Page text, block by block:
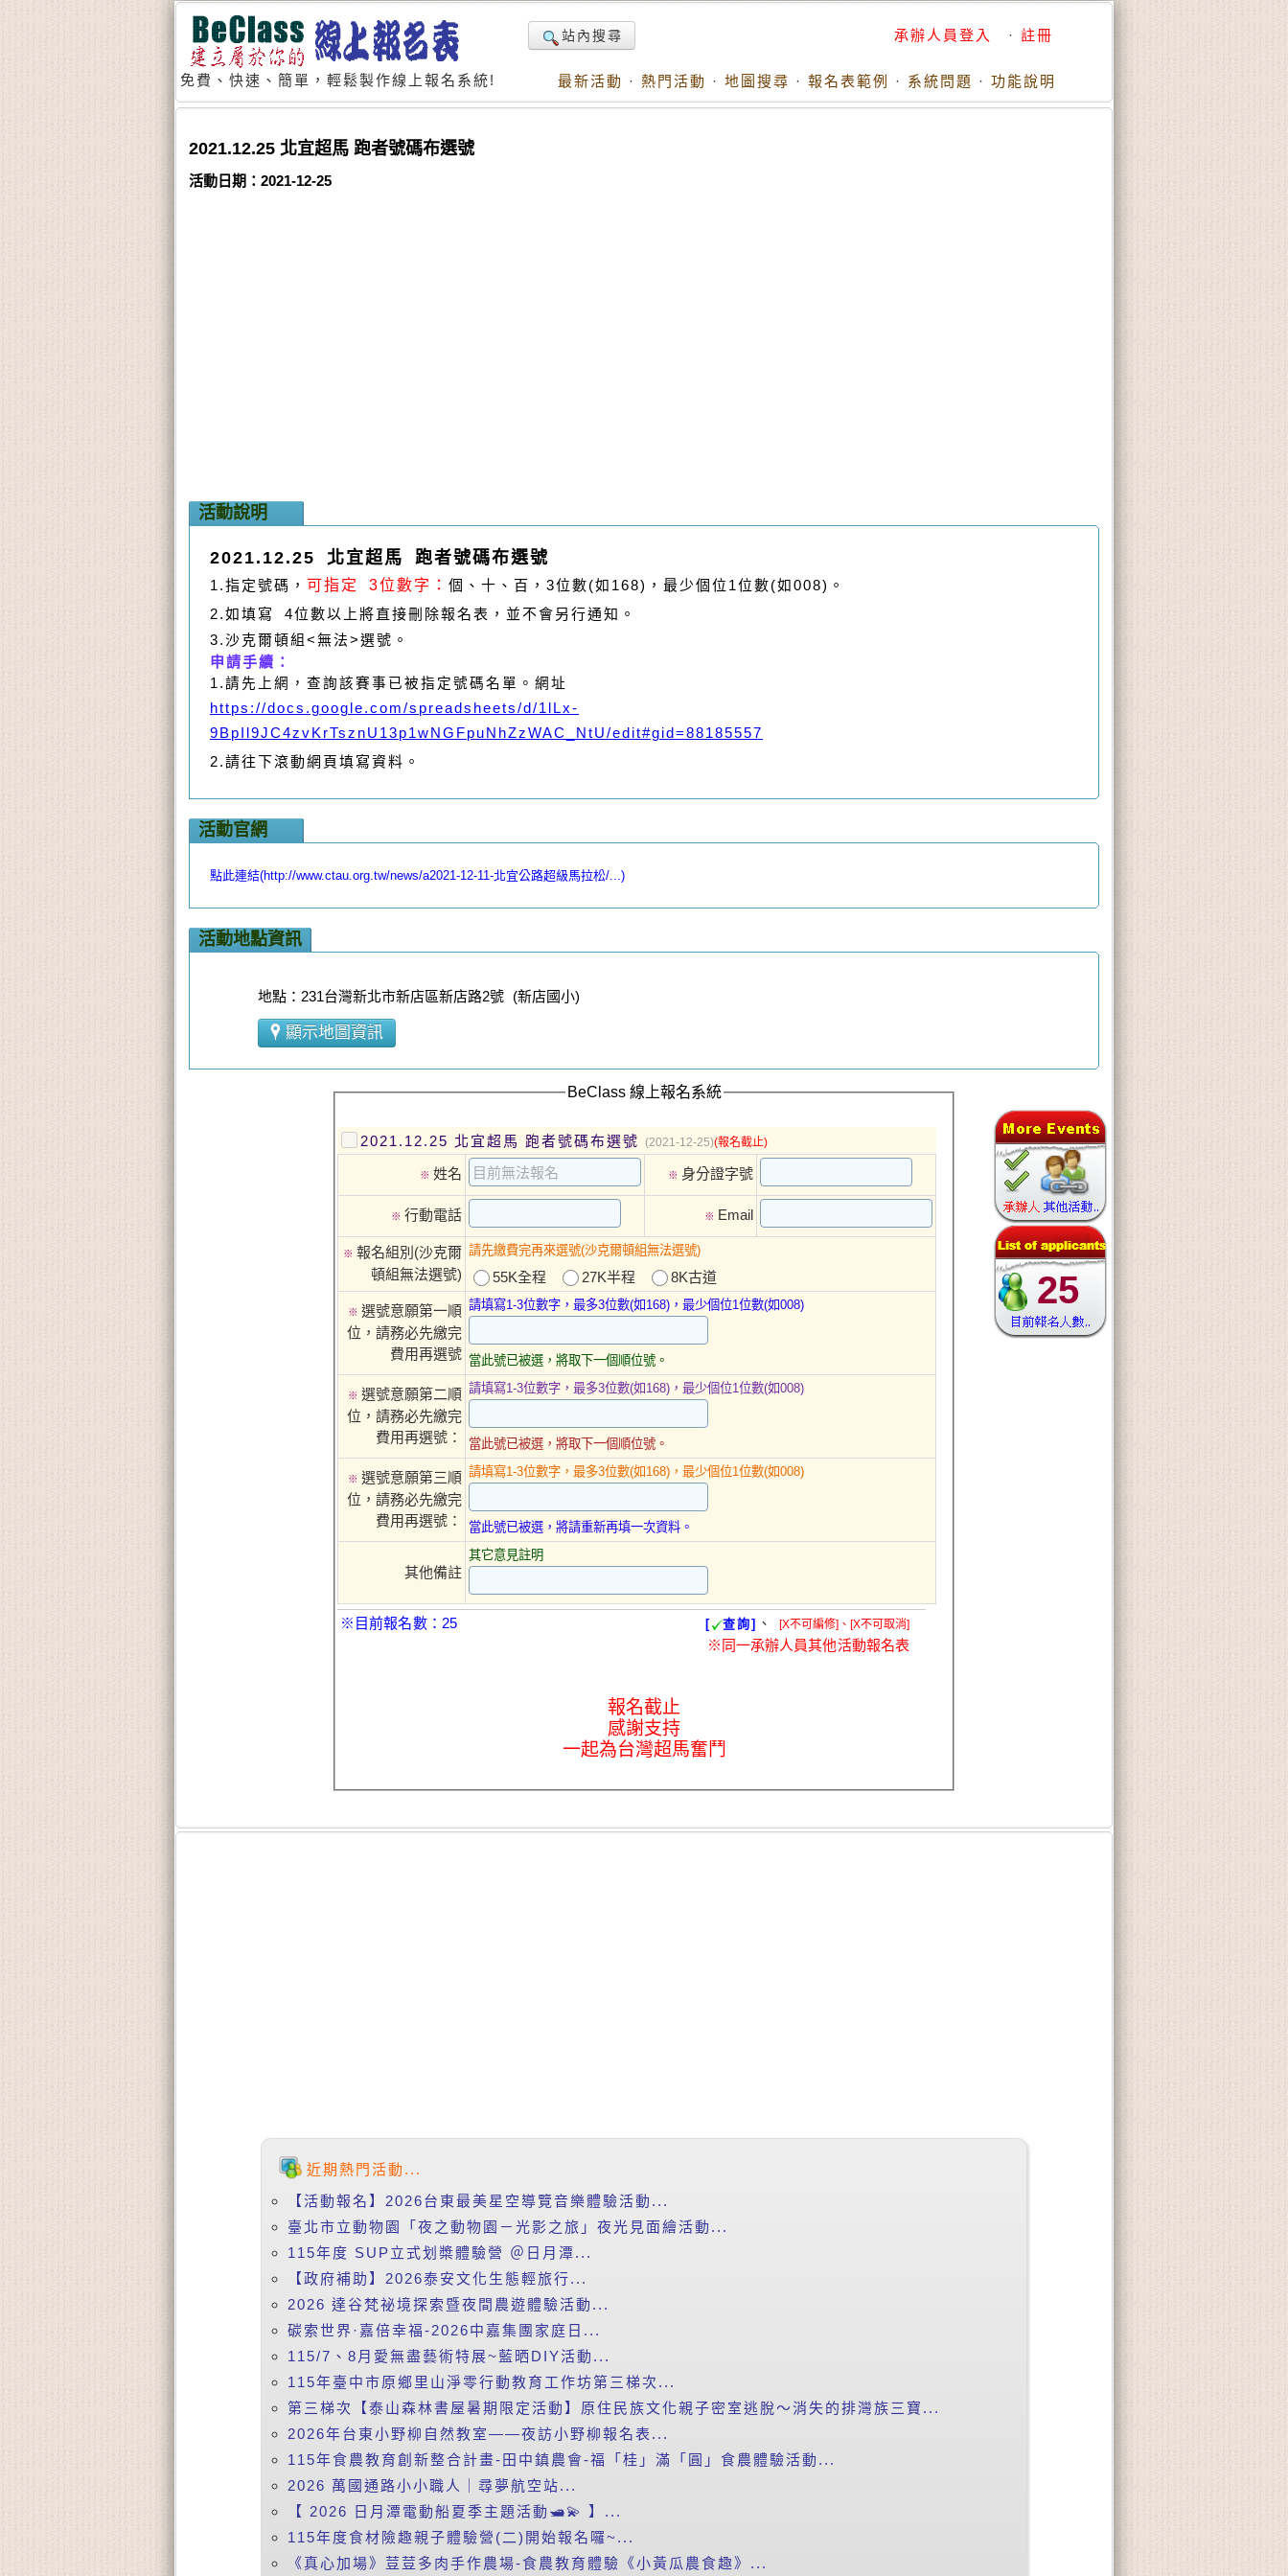
免費、快速、簡單，輕鬆製作線上報名系統!
站內搜尋 承辦人員登入 · 註冊
最新活動 · 熱門活動 · 地圖搜尋 · 報名表範例 · 系統問題 · 功能說明
2021.12.25 北宜超馬 跑者號碼布選號
活動日期：2021-12-25
活動說明
2021.12.25 北宜超馬 跑者號碼布選號
1.指定號碼， 可指定 3位數字： 個、十、百，3位數(如168) ，最少個位 1位數(如008) 。
2.如填寫 4位數以上將直接刪除報名表，並不會另行通知。
3.沙克爾頓組<無法>選號。
申請手續：
1.請先上網，查詢該賽事已被指定號碼名單。 網址
https://docs.google.com/spreadsheets/d/1lLx-
9BpIl9JC4zvKrTsznU13p1wNGFpuNhZzWAC_NtU/edit#gid=88185557
2.請往下滾動網頁填寫資料。
活動官網
點此連結(http://www.ctau.org.tw/news/a2021-12-11-北宜公路超級馬拉松/...)
活動地點資訊
地點：231台灣新北市新店區新店路2號 (新店國小)
顯示地圖資訊
25
BeClass 線上報名系統
2021.12.25 北宜超馬 跑者號碼布選號 (2021-12-25)(報名截止)
※ 姓名 ※ 身分證字號
※ 行動電話 ※ Email
※ 報名組別(沙克爾
頓組無法選號)
請先繳費完再來選號(沙克爾頓組無法選號)
55K全程 27K半程 8K古道
※ 選號意願第一順
位，請務必先繳完
費用再選號
請填寫1-3位數字，最多3位數(如168)，最少個位1位數(如008)
當此號已被選，將取下一個順位號。
※ 選號意願第二順
位，請務必先繳完
費用再選號：
請填寫1-3位數字，最多3位數(如168)，最少個位1位數(如008)
當此號已被選，將取下一個順位號。
※ 選號意願第三順
位，請務必先繳完
費用再選號：
請填寫1-3位數字，最多3位數(如168)，最少個位1位數(如008)
當此號已被選，將請重新再填一次資料。
其他備註
其它意見註明
※目前報名數：25 [ 查詢] 、 [X不可編修]、[X不可取消]
※同一承辦人員其他活動報名表
報名截止
感謝支持
一起為台灣超馬奮鬥
近期熱門活動...
【活動報名】2026台東最美星空導覽音樂體驗活動...
臺北市立動物園「夜之動物園－光影之旅」夜光見面繪活動...
115年度 SUP立式划槳體驗營 ＠日月潭...
【政府補助】2026泰安文化生態輕旅行...
2026 達谷梵祕境探索暨夜間農遊體驗活動...
碳索世界·嘉倍幸福-2026中嘉集團家庭日...
115/7、8月愛無盡藝術特展~藍晒DIY活動...
115年臺中市原鄉里山淨零行動教育工作坊第三梯次...
第三梯次【泰山森林書屋暑期限定活動】原住民族文化親子密室逃脫～消失的排灣族三寶...
2026年台東小野柳自然教室——夜訪小野柳報名表...
115年食農教育創新整合計畫-田中鎮農會-福「桂」滿「圓」食農體驗活動...
2026 萬國通路小小職人｜尋夢航空站...
【 2026 日月潭電動船夏季主題活動🛥️💫 】...
115年度食材險趣親子體驗營(二)開始報名囉~...
《真心加場》荳荳多肉手作農場-食農教育體驗《小黃瓜農食趣》...